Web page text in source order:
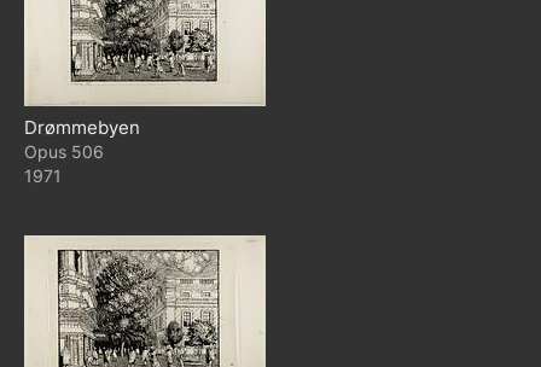
Drømmebyen
506
1971